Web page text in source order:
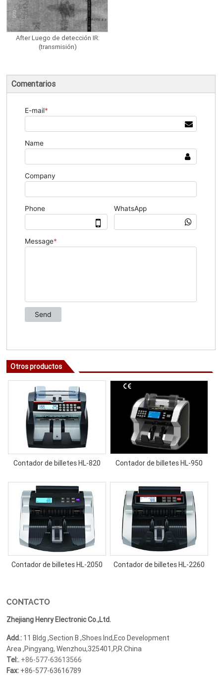
After Luego de detección IR:
(transmisión)
Comentarios
Otros productos
Contador de billetes HL-820 Contador de billetes HL-950
Contador de billetes HL-2050 Contador de billetes HL-2260
CONTACTO
Zhejiang Henry Electronic Co.,Ltd.
Add.: 11 Bldg ,Section B ,Shoes Ind,Eco Development
Area ,Pingyang, Wenzhou,325401,P,R.China
Tel:. +86-577-63613566
Fax: +86-577-63616789